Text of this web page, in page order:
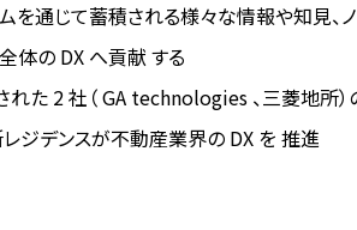
を通じて蓄積される様々な情報や知見、
体の DX へ貢献 する
た 2 社（ GA technologies 、三菱地所
ジデンスが不動産業界の DX を 推進